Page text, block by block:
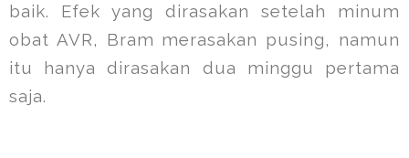
baik. Efek yang dirasakan setelah minum
obat AVR, Bram merasakan pusing, namun
itu hanya dirasakan dua minggu pertama
saja.